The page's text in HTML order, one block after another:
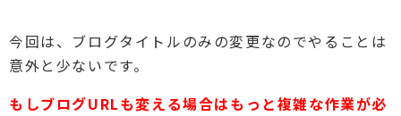
今回は、ブログタイトルのみの変更なのでやることは
意外と少ないです。
もしブログURLも変える場合はもっと複雑な作業が必